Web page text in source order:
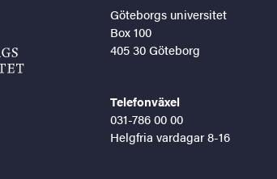
Göteborgs universitet
Box 100
405 30 Göteborg
Telefonväxel
031-786 00 00
Helgfria vardagar 8-16